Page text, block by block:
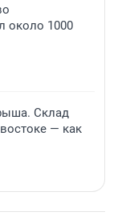
около 1000
Склад
— как